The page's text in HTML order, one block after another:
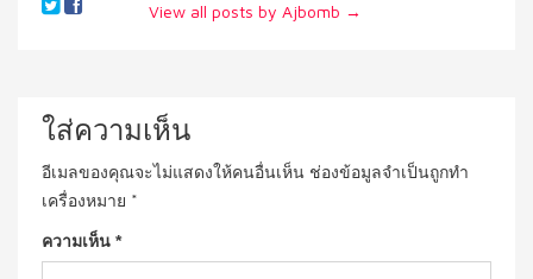
View all posts by Ajbomb →
ใส่ความเห็น
อีเมลของคุณจะไม่แสดงให้คนอื่นเห็น ช่องข้อมูลจำเป็นถูกทำ
เครื่องหมาย *
ความเห็น *